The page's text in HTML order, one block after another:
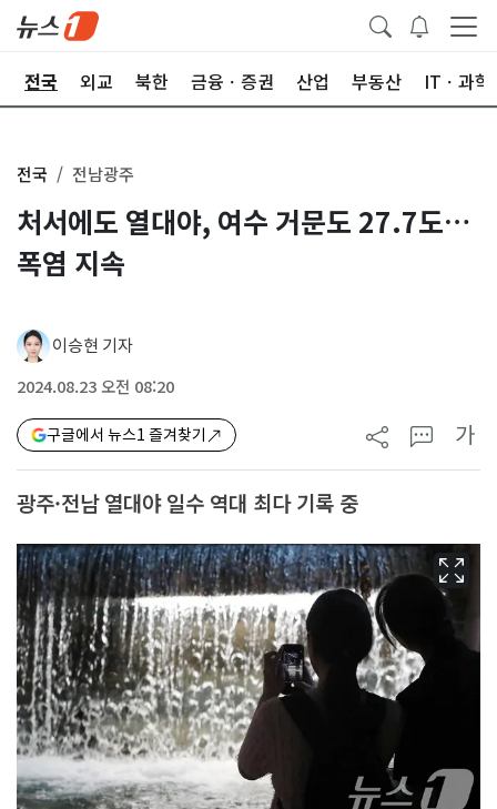
전국 외교 북한 금융ㆍ증권 산업 부동산 ITㆍ과학
전국 전남광주
처서에도 열대야, 여수 거문도 27.7도…
폭염 지속
이승현 기자
2024.08.23 오전 08:20
구글에서 뉴스1 즐겨찾기 가
광주·전남 열대야 일수 역대 최다 기록 중